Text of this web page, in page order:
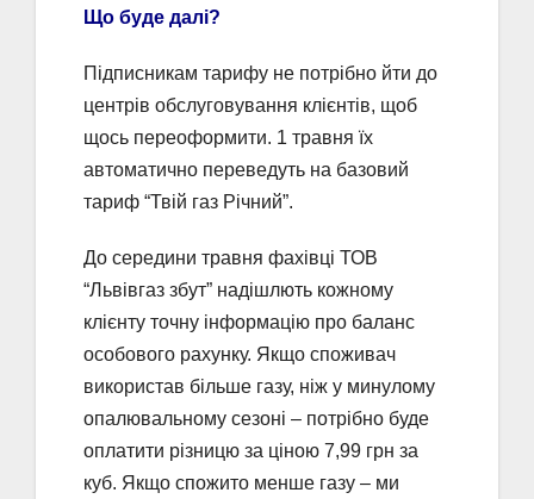
Що буде далі?
Підписникам тарифу не потрібно йти до
центрів обслуговування клієнтів, щоб
щось переоформити. 1 травня їх
автоматично переведуть на базовий
тариф “Твій газ Річний”.
До середини травня фахівці ТОВ
“Львівгаз збут” надішлють кожному
клієнту точну інформацію про баланс
особового рахунку. Якщо споживач
використав більше газу, ніж у минулому
опалювальному сезоні – потрібно буде
оплатити різницю за ціною 7,99 грн за
куб. Якщо спожито менше газу – ми